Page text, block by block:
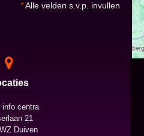
*Alle velden s.v.p. invullen
info centra
21
Duiven